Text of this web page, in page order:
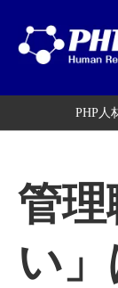
PHP人
管
い